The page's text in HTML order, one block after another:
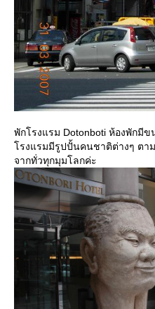
พักโรงแรม Dotonboti ห้องพักมี
รงแรมมีรูปปั้นคนชาติต่างๆ ตา
จากทั่วทุกมุมโลกค่ะ